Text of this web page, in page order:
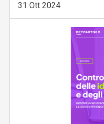
31 Ott 2024